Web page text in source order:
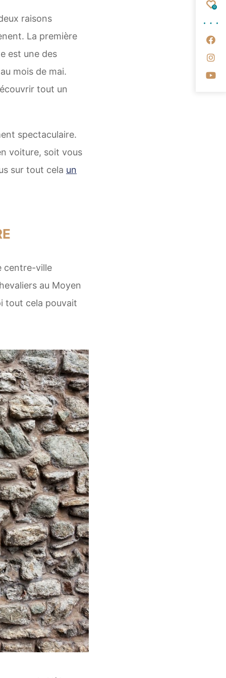
0
raisons
La première
est une des
mois de mai.
tout un
spectaculaire.
voiture, soit vous
sur tout cela un
centre-ville
au Moyen
tout cela pouvait